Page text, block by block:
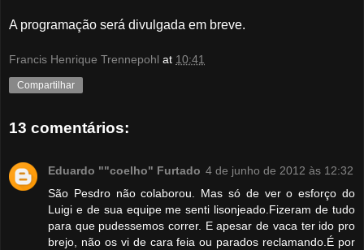
A programação será divulgada em breve.
Francis Henrique Trennepohl at 10:41
Compartilhar
13 comentários:
Eduardo ""coelho" Furtado 4 de junho de 2012 às 12:32
São Pesdro não colaborou. Mas só de ver o esforço do
Luigi e de sua equipe me senti lisonjeado.Fizeram de tudo
para que pudessemos correr. E apesar de vaca ter ido pro
brejo, não os vi de cara feia ou parados reclamando.É por